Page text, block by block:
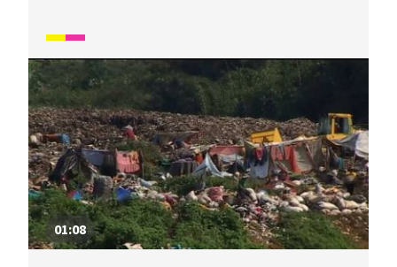
uklidit. Jak se jim to povedlo, zjistíte v tomto díle
Kosmixu: Pod hladinou.
01:08